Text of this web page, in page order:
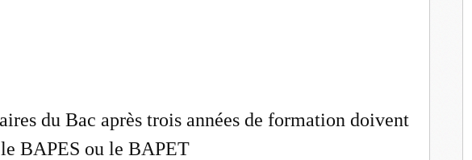
du Bac après trois années de formation doivent
BAPES ou le BAPET